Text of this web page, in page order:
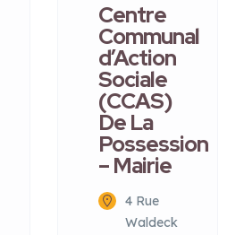
Centre
Communal
d’Action
Sociale
(CCAS)
De La
Possession
– Mairie
4 Rue
Waldeck